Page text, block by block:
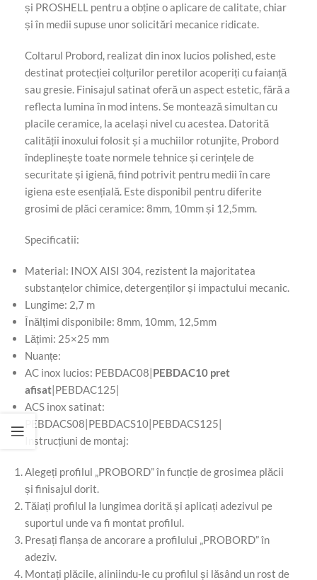
și PROSHELL pentru a obține o aplicare de calitate, chiar
și în medii supuse unor solicitări mecanice ridicate.
Coltarul Probord, realizat din inox lucios polished, este
destinat protecției colțurilor peretilor acoperiți cu faianță
sau gresie. Finisajul satinat oferă un aspect estetic, fără a
reflecta lumina în mod intens. Se montează simultan cu
placile ceramice, la același nivel cu acestea. Datorită
calității inoxului folosit și a muchiilor rotunjite, Probord
îndeplinește toate normele tehnice și cerințele de
securitate și igienă, fiind potrivit pentru medii în care
igiena este esențială. Este disponibil pentru diferite
grosimi de plăci ceramice: 8mm, 10mm și 12,5mm.
Specificatii:
Material: INOX AISI 304, rezistent la majoritatea
substanțelor chimice, detergenților și impactului mecanic.
Lungime: 2,7 m
Înălțimi disponibile: 8mm, 10mm, 12,5mm
Lățimi: 25×25 mm
Nuanțe:
AC inox lucios: PEBDAC08|PEBDAC10 pret
afisat|PEBDAC125|
ACS inox satinat:
PEBDACS08|PEBDACS10|PEBDACS125|
Instrucțiuni de montaj:
Alegeți profilul „PROBORD” în funcție de grosimea plăcii
și finisajul dorit.
Tăiați profilul la lungimea dorită și aplicați adezivul pe
suportul unde va fi montat profilul.
Presați flanșa de ancorare a profilului „PROBORD” în
adeziv.
Montați plăcile, aliniindu-le cu profilul și lăsând un rost de